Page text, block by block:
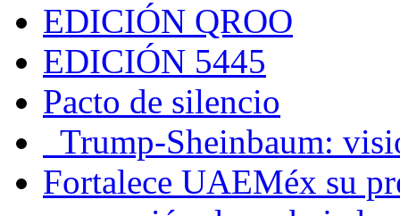
EDICIÓN QROO
EDICIÓN 5445
Pacto de silencio
Trump-Sheinbaum:
Fortalece UAEMéx su